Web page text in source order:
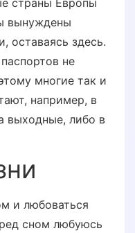
страны Европы
вынуждены
оставаясь здесь.
не
многие так и
например, в
выходные, либо в
и любоваться
сном любуюсь